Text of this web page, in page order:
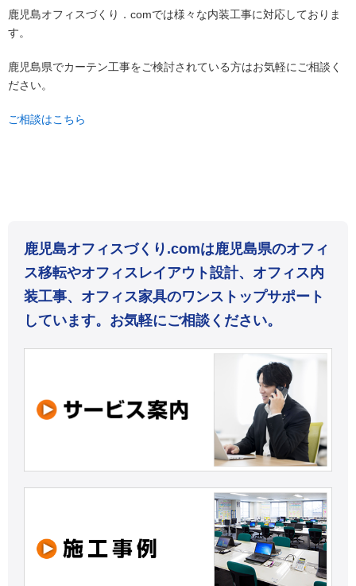
鹿児島オフィスづくり．comでは様々な内装工事に対応しておりま
す。
鹿児島県でカーテン工事をご検討されている方はお気軽にご相談く
ださい。
ご相談はこちら
鹿児島オフィスづくり.comは鹿児島県のオフィ
ス移転やオフィスレイアウト設計、オフィス内
装工事、オフィス家具のワンストップサポート
しています。お気軽にご相談ください。